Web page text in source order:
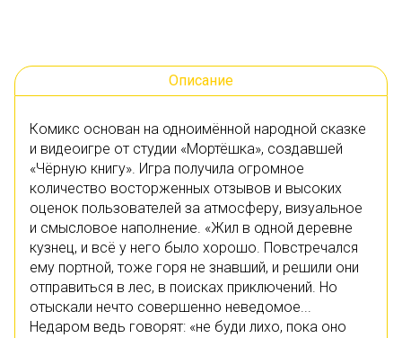
Описание
Комикс основан на одноимённой народной сказке
и видеоигре от студии «Мортёшка», создавшей
«Чёрную книгу». Игра получила огромное
количество восторженных отзывов и высоких
оценок пользователей за атмосферу, визуальное
и смысловое наполнение. «Жил в одной деревне
кузнец, и всё у него было хорошо. Повстречался
ему портной, тоже горя не знавший, и решили они
отправиться в лес, в поисках приключений. Но
отыскали нечто совершенно неведомое...
Недаром ведь говорят: «не буди лихо, пока оно